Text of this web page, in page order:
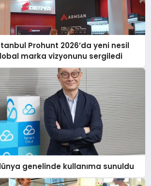
Prohunt 2026’da yeni nesil
marka vizyonunu sergiledi
genelinde kullanıma sunuldu